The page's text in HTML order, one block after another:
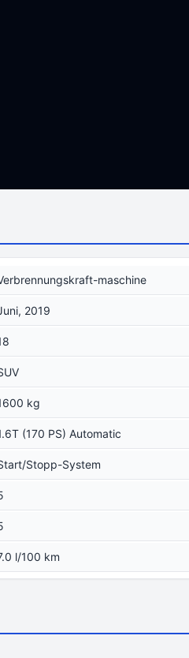
maschine
2019
kg
(170 PS) Automatic
Stopp-System
l/100 km